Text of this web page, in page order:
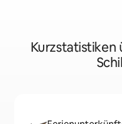
Kurzstatistiken